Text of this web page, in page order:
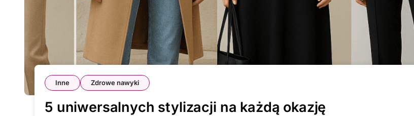
Inne Zdrowe nawyki
5 uniwersalnych stylizacji na każdą okazję